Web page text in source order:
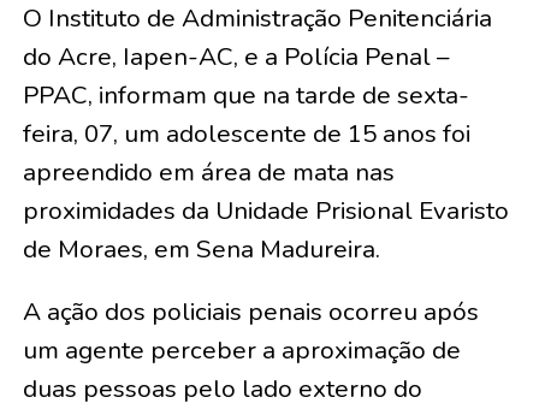
O Instituto de Administração Penitenciária
do Acre, Iapen-AC, e a Polícia Penal –
PPAC, informam que na tarde de sexta-
feira, 07, um adolescente de 15 anos foi
apreendido em área de mata nas
proximidades da Unidade Prisional Evaristo
de Moraes, em Sena Madureira.
A ação dos policiais penais ocorreu após
um agente perceber a aproximação de
duas pessoas pelo lado externo do